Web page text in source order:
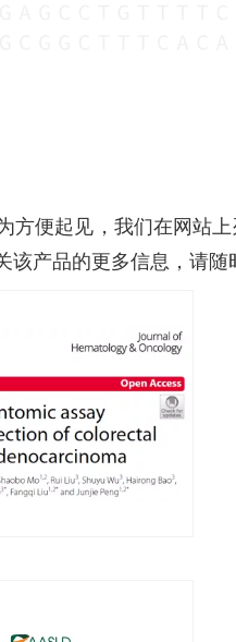
方便起见，我们在网站
产品的更多信息，请随